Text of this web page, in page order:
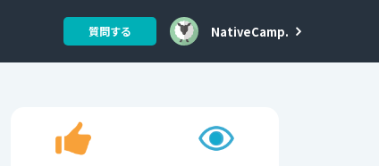
質問する NativeCamp.